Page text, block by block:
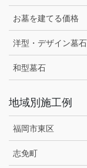
お墓を建てる価格
洋型・デザイン墓石
和型墓石
地域別施工例
福岡市東区
志免町